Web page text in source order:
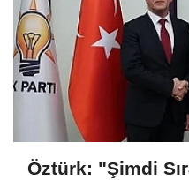
Öztürk: "Şimdi